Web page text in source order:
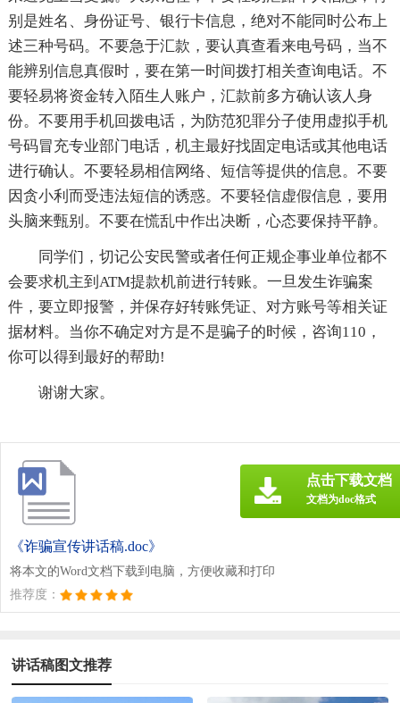
别是姓名、身份证号、银行卡信息，绝对不能同时公布上
述三种号码。不要急于汇款，要认真查看来电号码，当不
能辨别信息真假时，要在第一时间拨打相关查询电话。不
要轻易将资金转入陌生人账户，汇款前多方确认该人身
份。不要用手机回拨电话，为防范犯罪分子使用虚拟手机
号码冒充专业部门电话，机主最好找固定电话或其他电话
进行确认。不要轻易相信网络、短信等提供的信息。不要
因贪小利而受违法短信的诱惑。不要轻信虚假信息，要用
头脑来甄别。不要在慌乱中作出决断，心态要保持平静。
同学们，切记公安民警或者任何正规企事业单位都不
会要求机主到ATM提款机前进行转账。一旦发生诈骗案
件，要立即报警，并保存好转账凭证、对方账号等相关证
据材料。当你不确定对方是不是骗子的时候，咨询110，
你可以得到最好的帮助!
谢谢大家。
《诈骗宣传讲话稿.doc》
将本文的Word文档下载到电脑，方便收藏和打印
推荐度：
点击下载文档
文档为doc格式
讲话稿图文推荐